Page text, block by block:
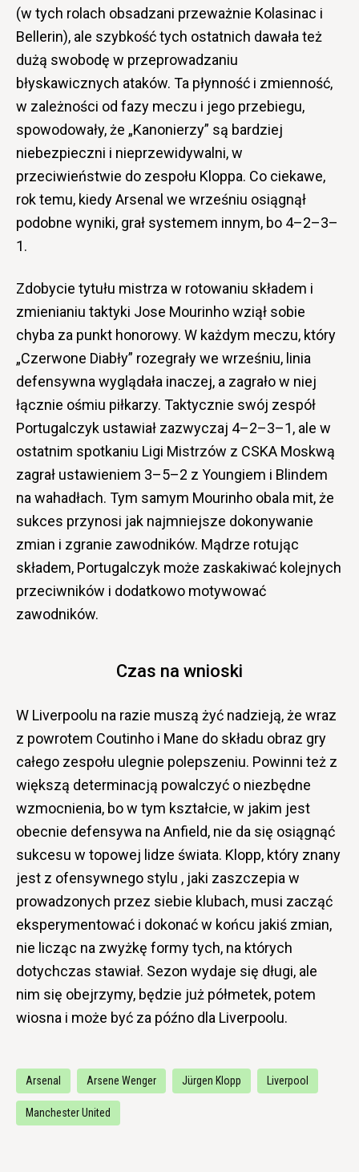
(w tych rolach obsadzani przeważnie Kolasinac i
Bellerin), ale szybkość tych ostatnich dawała też
dużą swobodę w przeprowadzaniu
błyskawicznych ataków. Ta płynność i zmienność,
w zależności od fazy meczu i jego przebiegu,
spowodowały, że „Kanonierzy” są bardziej
niebezpieczni i nieprzewidywalni, w
przeciwieństwie do zespołu Kloppa. Co ciekawe,
rok temu, kiedy Arsenal we wrześniu osiągnął
podobne wyniki, grał systemem innym, bo 4–2–3–
1.
Zdobycie tytułu mistrza w rotowaniu składem i
zmienianiu taktyki Jose Mourinho wziął sobie
chyba za punkt honorowy. W każdym meczu, który
„Czerwone Diabły” rozegrały we wrześniu, linia
defensywna wyglądała inaczej, a zagrało w niej
łącznie ośmiu piłkarzy. Taktycznie swój zespół
Portugalczyk ustawiał zazwyczaj 4–2–3–1, ale w
ostatnim spotkaniu Ligi Mistrzów z CSKA Moskwą
zagrał ustawieniem 3–5–2 z Youngiem i Blindem
na wahadłach. Tym samym Mourinho obala mit, że
sukces przynosi jak najmniejsze dokonywanie
zmian i zgranie zawodników. Mądrze rotując
składem, Portugalczyk może zaskakiwać kolejnych
przeciwników i dodatkowo motywować
zawodników.
Czas na wnioski
W Liverpoolu na razie muszą żyć nadzieją, że wraz
z powrotem Coutinho i Mane do składu obraz gry
całego zespołu ulegnie polepszeniu. Powinni też z
większą determinacją powalczyć o niezbędne
wzmocnienia, bo w tym kształcie, w jakim jest
obecnie defensywa na Anfield, nie da się osiągnąć
sukcesu w topowej lidze świata. Klopp, który znany
jest z ofensywnego stylu , jaki zaszczepia w
prowadzonych przez siebie klubach, musi zacząć
eksperymentować i dokonać w końcu jakiś zmian,
nie licząc na zwyżkę formy tych, na których
dotychczas stawiał. Sezon wydaje się długi, ale
nim się obejrzymy, będzie już półmetek, potem
wiosna i może być za późno dla Liverpoolu.
Arsenal Arsene Wenger Jürgen Klopp Liverpool
Manchester United